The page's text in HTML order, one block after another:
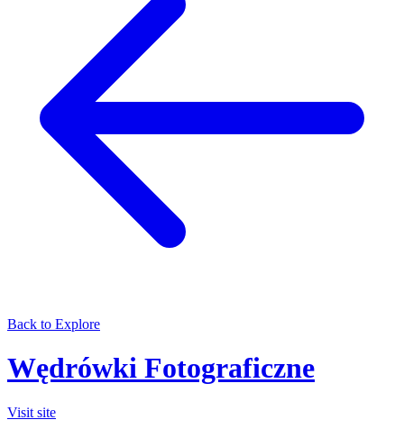
Back to Explore
Wędrówki Fotograficzne
Visit site